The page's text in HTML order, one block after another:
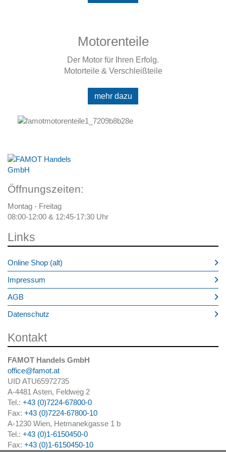
Motorenteile
Der Motor für Ihren Erfolg.
Motorteile & Verschleißteile
mehr dazu
Öffnungszeiten:
Montag - Freitag
08:00-12:00 & 12:45-17:30 Uhr
Links
Online Shop (alt)
Impressum
AGB
Datenschutz
Kontakt
FAMOT Handels GmbH
office@famot.at
UID ATU65972735
A-4481 Asten, Feldweg 2
Tel.: +43 (0)7224-67800-0
Fax: +43 (0)7224-67800-10
A-1230 Wien, Hetmanekgasse 1 b
Tel.: +43 (0)1-6150450-0
Fax: +43 (0)1-6150450-10